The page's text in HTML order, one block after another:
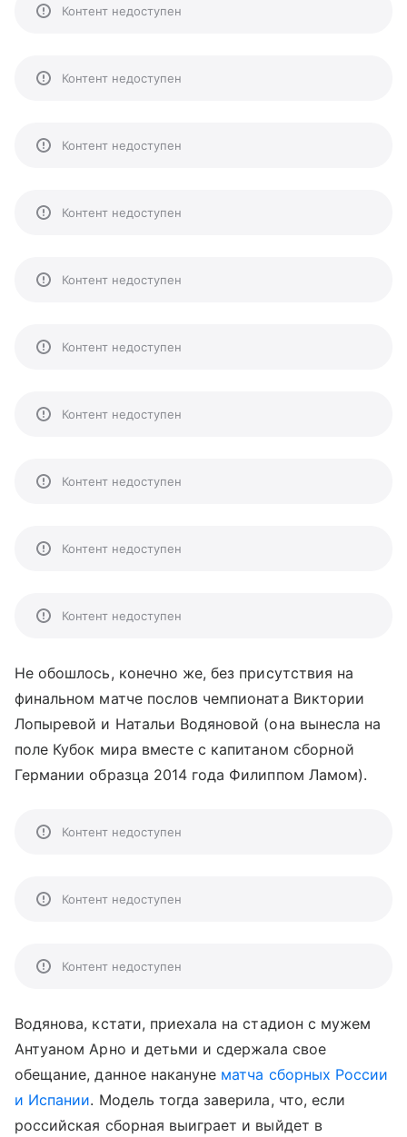
Контент недоступен
Контент недоступен
Контент недоступен
Контент недоступен
Контент недоступен
Контент недоступен
Контент недоступен
Контент недоступен
Контент недоступен
Контент недоступен
Не обошлось, конечно же, без присутствия на
финальном матче послов чемпионата Виктории
Лопыревой и Натальи Водяновой (она вынесла на
поле Кубок мира вместе с капитаном сборной
Германии образца 2014 года Филиппом Ламом).
Контент недоступен
Контент недоступен
Контент недоступен
Водянова, кстати, приехала на стадион с мужем
Антуаном Арно и детьми и сдержала свое
обещание, данное накануне матча сборных России
и Испании. Модель тогда заверила, что, если
российская сборная выиграет и выйдет в